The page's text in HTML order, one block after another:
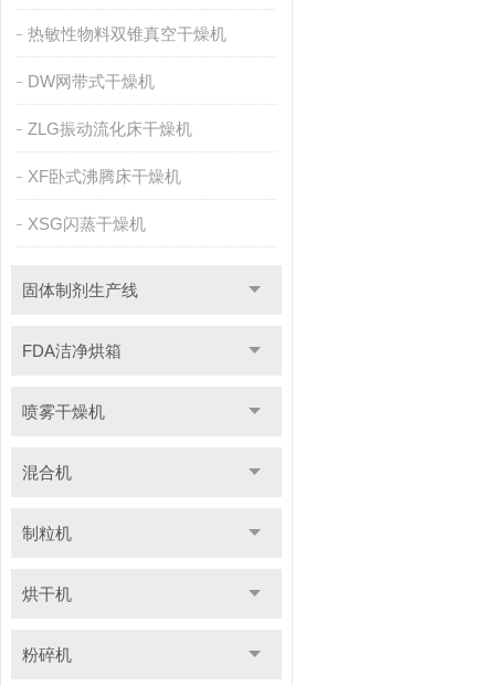
热敏性物料双锥真空干燥机
DW网带式干燥机
ZLG振动流化床干燥机
XF卧式沸腾床干燥机
XSG闪蒸干燥机
固体制剂生产线
FDA洁净烘箱
喷雾干燥机
混合机
制粒机
烘干机
粉碎机